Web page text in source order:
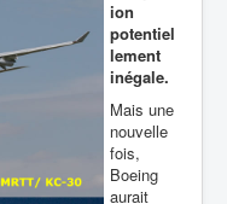
ion
potentiel
lement
inégale.
Mais une
nouvelle
fois,
Boeing
aurait